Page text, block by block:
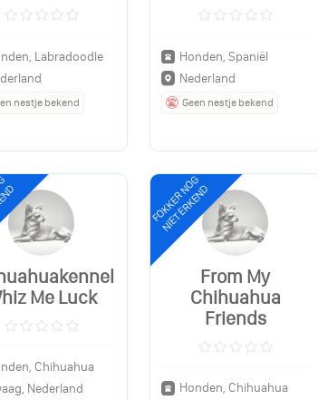
Labradoodle
nestje bekend
Honden, Spaniël
Nederland
Geen nestje bekend
Me Luck
Chihuahua
Nederland
FOKKER NOG
NIET ERKEND
From My
Chihuahua
Friends
Honden, Chihuahua